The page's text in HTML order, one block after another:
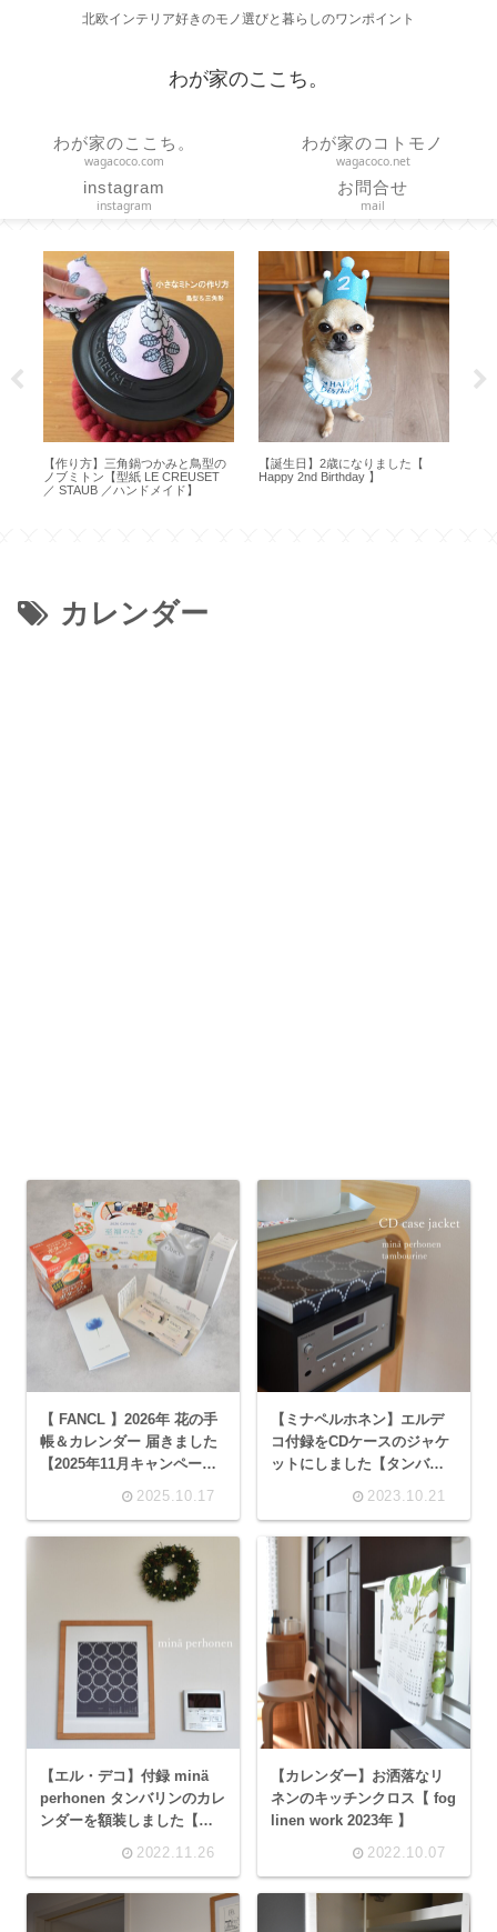
北欧インテリア好きのモノ選びと暮らしのワンポイント
わが家のここち。
わが家のここち。
wagacoco.com
わが家のコトモノ
wagacoco.net
instagram
instagram
お問合せ
mail
【作り方】直線縫いだけで作る つ
っぱり棒に通す簡易カーテン
【marimekko ハンドメイド】
【HARIO】水出しコーヒーの作り
方とお茶用ボトルとの違い【ハリ
カレンダー
【 FANCL 】2026年 花の手
帳＆カレンダー 届きました
【2025年11月キャンペー
2025.10.17
【ミナペルホネン】エルデ
コ付録をCDケースのジャケ
ットにしました【タンバリ
2023.10.21
【エル・デコ】付録 minä
perhonen タンバリンのカレ
ンダーを額装しました【北
2022.11.26
【カレンダー】お洒落なリ
ネンのキッチンクロス【 fog
linen work 2023年 】
2022.10.07